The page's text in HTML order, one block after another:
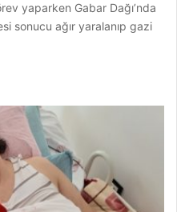
yaparken Gabar Dağı’nda
sonucu ağır yaralanıp gazi